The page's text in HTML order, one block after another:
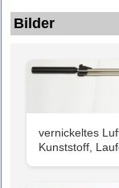
Bilder
vernickeltes
Kunststoff,